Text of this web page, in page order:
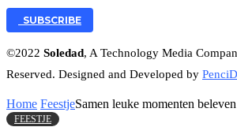
SUBSCRIBE
©2022 Soledad, A Technology Media
Reserved. Designed and Developed by
Home FeestjeSamen leuke momenten beleven
FEESTJE